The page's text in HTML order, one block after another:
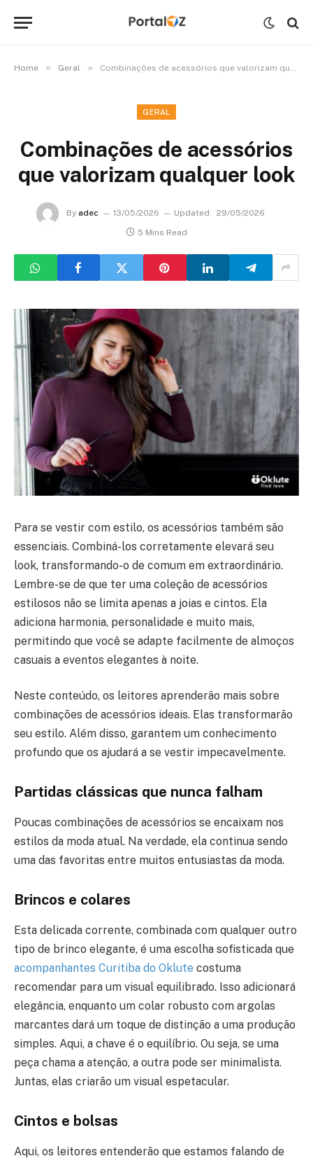
Home » Geral » Combinações de acessórios que valorizam qualquer look
GERAL
Combinações de acessórios
que valorizam qualquer look
By adec 13/05/2026 Updated: 29/05/2026
5 Mins Read
Para se vestir com estilo, os acessórios também são
essenciais. Combiná-los corretamente elevará seu
look, transformando-o de comum em extraordinário.
Lembre-se de que ter uma coleção de acessórios
estilosos não se limita apenas a joias e cintos. Ela
adiciona harmonia, personalidade e muito mais,
permitindo que você se adapte facilmente de almoços
casuais a eventos elegantes à noite.
Neste conteúdo, os leitores aprenderão mais sobre
combinações de acessórios ideais. Elas transformarão
seu estilo. Além disso, garantem um conhecimento
profundo que os ajudará a se vestir impecavelmente.
Partidas clássicas que nunca falham
Poucas combinações de acessórios se encaixam nos
estilos da moda atual. Na verdade, ela continua sendo
uma das favoritas entre muitos entusiastas da moda.
Brincos e colares
Esta delicada corrente, combinada com qualquer outro
tipo de brinco elegante, é uma escolha sofisticada que
acompanhantes Curitiba do Oklute costuma
recomendar para um visual equilibrado. Isso adicionará
elegância, enquanto um colar robusto com argolas
marcantes dará um toque de distinção a uma produção
simples. Aqui, a chave é o equilíbrio. Ou seja, se uma
peça chama a atenção, a outra pode ser minimalista.
Juntas, elas criarão um visual espetacular.
Cintos e bolsas
Aqui, os leitores entenderão que estamos falando de